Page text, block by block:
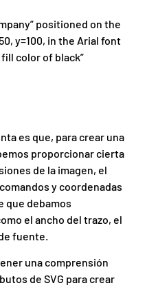
positioned on the
y=100, in the Arial font
color of black”
es que, para crear una
proporcionar cierta
de la imagen, el
y coordenadas
que debamos
el ancho del trazo, el
fuente.
una comprensión
de SVG para crear